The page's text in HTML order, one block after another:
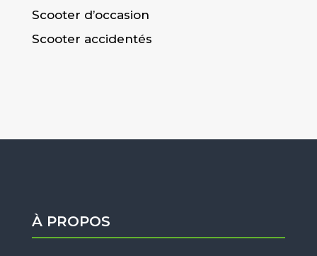
Scooter d’occasion
Scooter accidentés
À PROPOS